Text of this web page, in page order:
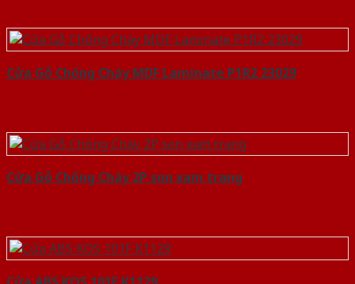
Cửa Gỗ Chống Cháy MDF Laminate P1R2 23029
Cửa Gỗ Chống Cháy 2P son xam trang